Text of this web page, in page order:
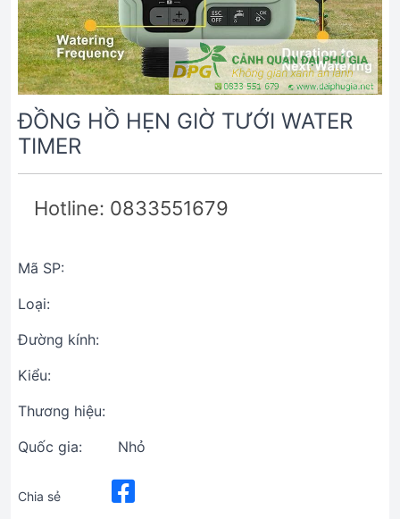
ĐỒNG HỒ HẸN GIỜ TƯỚI WATER
TIMER
Hotline: 0833551679
Mã SP:
Loại:
Đường kính:
Kiểu:
Thương hiệu:
Quốc gia:
Nhỏ
Chia sẻ